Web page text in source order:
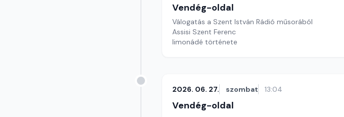
Vendég-oldal
Válogatás a Szent István Rádió műsorából
Assisi Szent Ferenc
limonádé története
2026. 06. 27. szombat 13:04
Vendég-oldal